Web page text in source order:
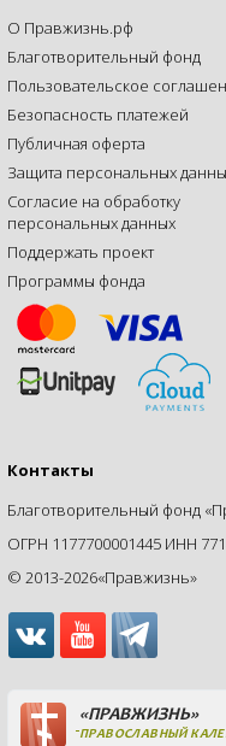
О Правжизнь.рф
Благотворительный фонд
Пользовательское
Безопасность платежей
Публичная оферта
Защита персональных
Согласие на обработку
персональных данных
Поддержать проект
Программы фонда
Контакты
Благотворительный фонд
ОГРН 1177700001445 ИНН
© 2013-2026«Правжизнь»
«ПРАВЖИЗНЬ»
ПРАВОСЛАВНЫЙ